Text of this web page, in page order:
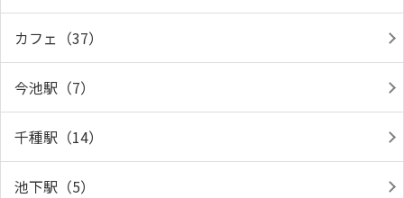
カフェ（37）
今池駅（7）
千種駅（14）
池下駅（5）